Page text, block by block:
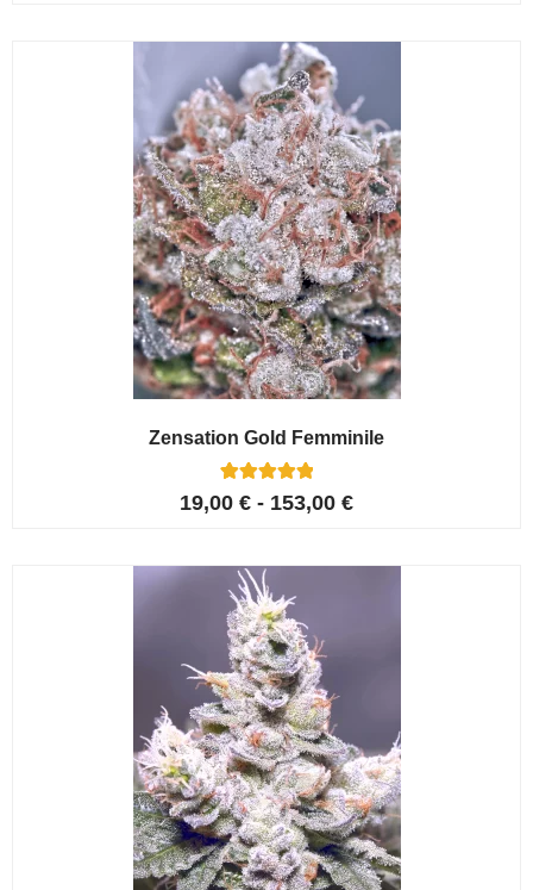
recensioni
Zensation Gold Femminile
Valutato
5.00
6
recensioni
19,00 € - 153,00 €